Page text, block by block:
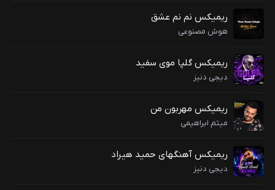
ریمیکس نم نم عشق
هوش مصنوعی
ریمیکس گلپا موی سفید
دیجی دنیز
ریمیکس مهربون من
میثم ابراهیمی
ریمیکس آهنگهای حمید هیراد
دیجی دنیز